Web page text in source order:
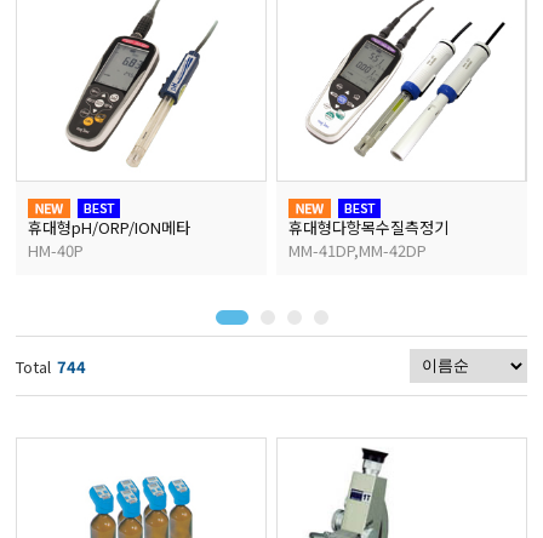
수분계/회전계/도막두께
현미경/확대경
색차계/광택계/조도계/
농업/임업/해양측정기
진공계/차압계/진공펌프
휴대형pH/ORP/ION메타
HM-40P
휴대형다항목수질측정기
MM-41DP,MM-42DP
Total 744